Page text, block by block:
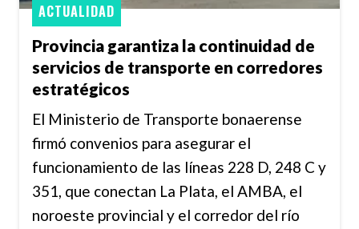
Provincia garantiza la continuidad de
servicios de transporte en corredores
estratégicos
ACTUALIDAD
El Ministerio de Transporte bonaerense
firmó convenios para asegurar el
funcionamiento de las líneas 228 D, 248 C y
351, que conectan La Plata, el AMBA, el
noroeste provincial y el corredor del río